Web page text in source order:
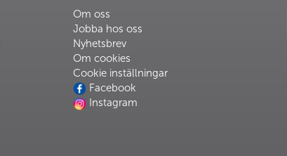
Om oss
Jobba hos oss
Nyhetsbrev
Om cookies
Cookie inställningar
Facebook
Instagram